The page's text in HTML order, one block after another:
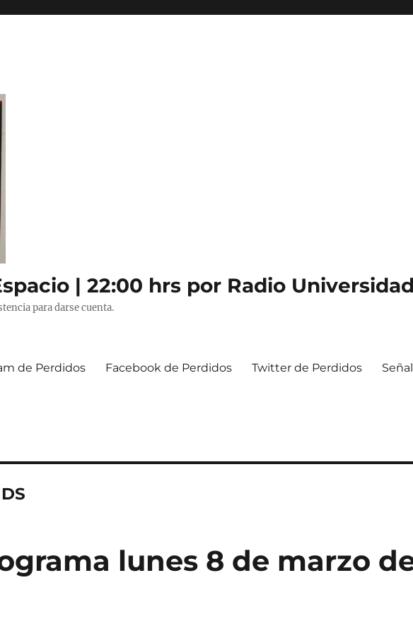
| 22:00 hrs por Radio
para darse cuenta.
de Perdidos Facebook de Perdidos Twitter de Perdidos
lunes 8 de marzo